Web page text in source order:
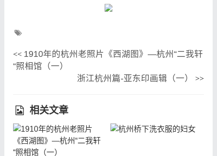
<< 1910年的杭州老照片《西湖图》—杭州“二我轩
“照相馆（一）
浙江杭州篇-亚东印画辑（一）
>>
相关文章